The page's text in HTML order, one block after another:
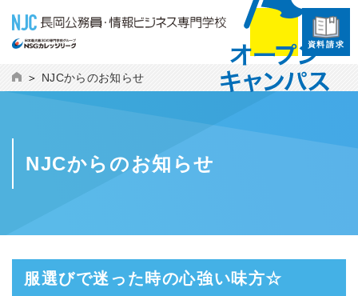
資料請求
NJCからのお知らせ
NJCからのお知らせ
服選びで迷った時の心強い味方☆